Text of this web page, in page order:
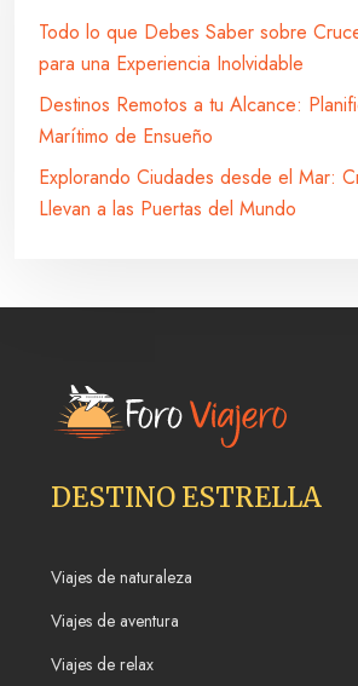
Todo lo que Debes Saber sobre
para una Experiencia Inolvidable
Destinos Remotos a tu Alcance:
Marítimo de Ensueño
Explorando Ciudades desde el Mar:
Llevan a las Puertas del Mundo
DESTINO ESTRELLA
Viajes de naturaleza
Viajes de aventura
Viajes de relax